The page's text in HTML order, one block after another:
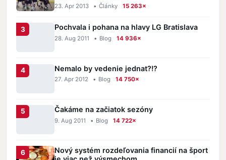
23. Apr 2013 • Články 15 263×
Pochvala i pohana na hlavy LG Bratislava
28. Aug 2011 • Blog 14 936×
Nemalo by vedenie jednat?!?
27. Apr 2012 • Blog 14 750×
Čakáme na začiatok sezóny
9. Aug 2011 • Blog 14 722×
Nový systém rozdeľovania financií na šport